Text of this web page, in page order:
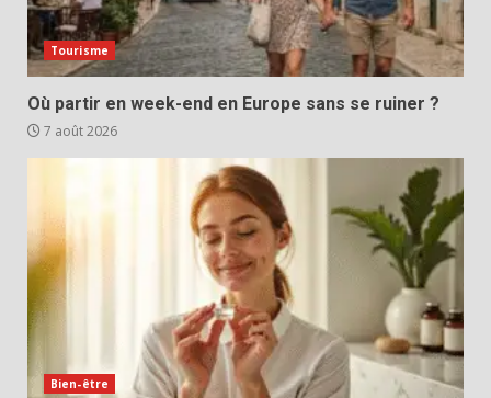
Tourisme
Où partir en week-end en Europe sans se ruiner ?
7 août 2026
Bien-être